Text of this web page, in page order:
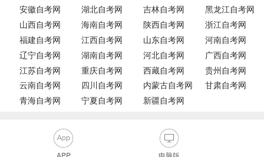
安徽自考网
湖北自考网 吉林自考网
黑龙江自考网
山西自考网
海南自考网 陕西自考网
浙江自考网
福建自考网
江西自考网 山东自考网
河南自考网
辽宁自考网
湖南自考网 河北自考网
广西自考网
江苏自考网
重庆自考网 西藏自考网
贵州自考网
云南自考网
四川自考网 内蒙古自考网
甘肃自考网
青海自考网
宁夏自考网 新疆自考网
APP 电脑版